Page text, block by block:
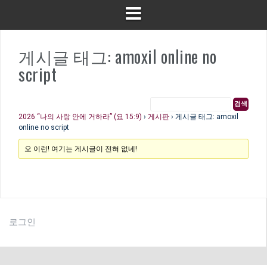
게시글 태그: amoxil online no
script
2026 “나의 사랑 안에 거하라” (요 15:9) › 게시판 › 게시글 태그: amoxil
online no script
오 이런! 여기는 게시글이 전혀 없네!
로그인